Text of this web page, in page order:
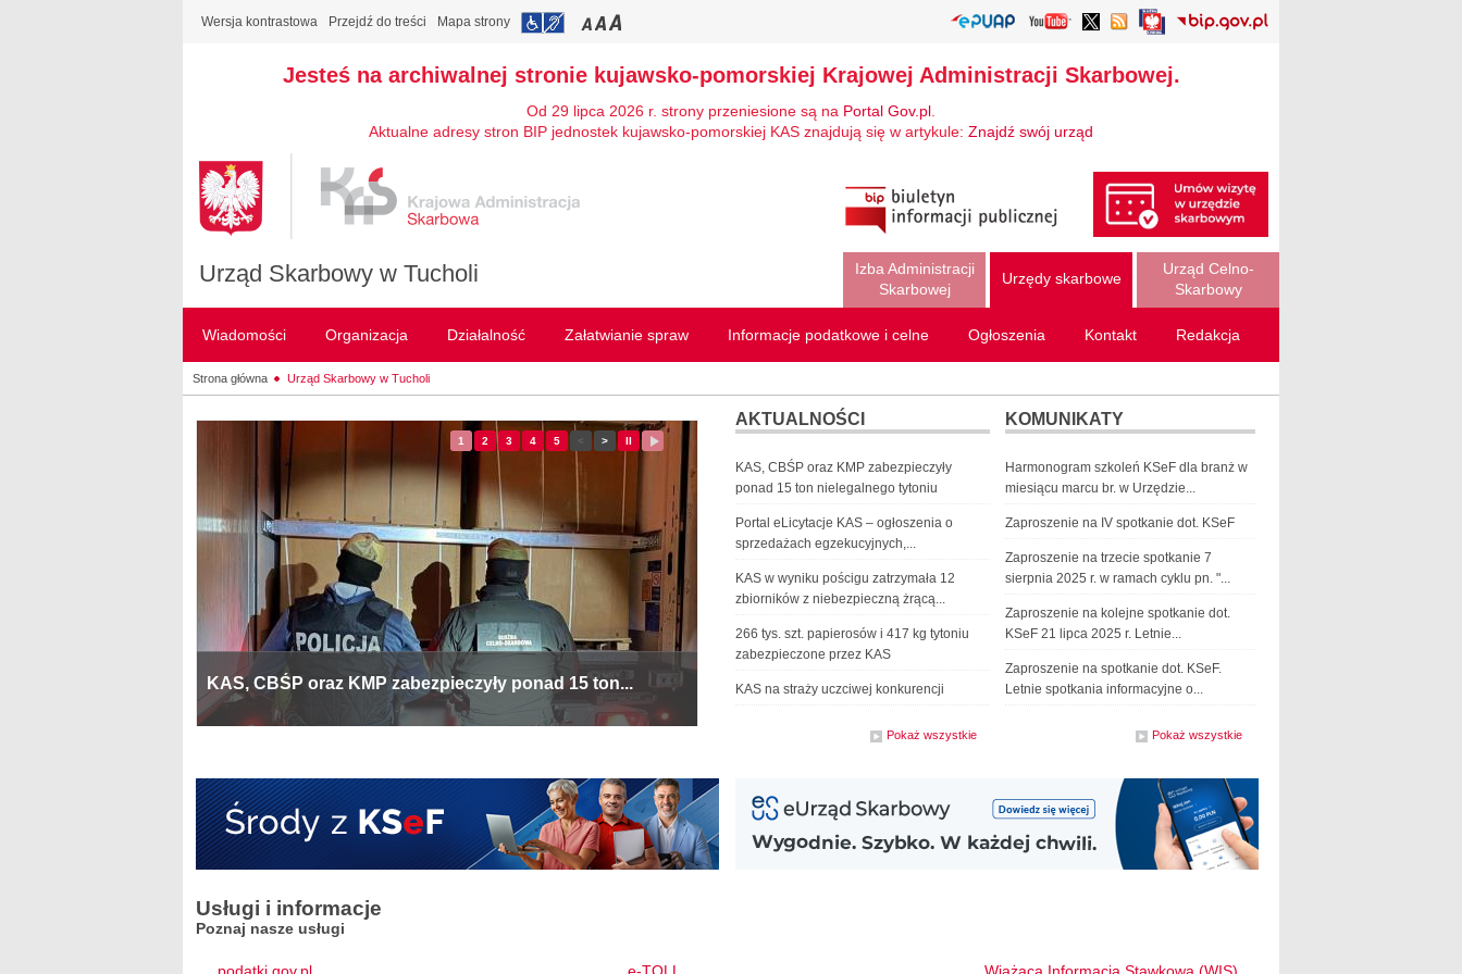
Wersja kontrastowa Przejdź do treści Mapa strony
Jesteś na archiwalnej stronie kujawsko-pomorskiej Krajowej Administracji Skarbowej.
Od 29 lipca 2026 r. strony przeniesione są na Portal Gov.pl
Aktualne adresy stron BIP jednostek kujawsko-pomorskiej KAS znajdują się w artykule: Znajdź swój urząd
Urząd Skarbowy w Tucholi
Izba Administracji
Skarbowej
Urzędy skarbowe
Urząd Celno-
Skarbowy
Wiadomości Organizacja Działalność Załatwianie spraw Informacje podatkowe i celne Ogłoszenia Kontakt Redakcja
Strona główna Urząd Skarbowy w Tucholi
1 - slajd
2 - slajd
3 - slajd
4 - slajd
5 - slajd
< Poprzedni slajd
> Następny slajd
II
ZatrzymajWznów
KAS, CBŚP oraz KMP zabezpieczyły ponad 15 ton...
AKTUALNOŚCI
KAS, CBŚP oraz KMP zabezpieczyły
ponad 15 ton nielegalnego tytoniu
Portal eLicytacje KAS – ogłoszenia o
sprzedażach egzekucyjnych,...
KAS w wyniku pościgu zatrzymała 12
zbiorników z niebezpieczną żrącą...
266 tys. szt. papierosów i 417 kg tytoniu
zabezpieczone przez KAS
KAS na straży uczciwej konkurencji
Pokaż wszystkie
KOMUNIKATY
Harmonogram szkoleń KSeF dla branż w
miesiącu marcu br. w Urzędzie...
Zaproszenie na IV spotkanie dot. KSeF
Zaproszenie na trzecie spotkanie 7
sierpnia 2025 r. w ramach cyklu pn. "...
Zaproszenie na kolejne spotkanie dot.
KSeF 21 lipca 2025 r. Letnie...
Zaproszenie na spotkanie dot. KSeF.
Letnie spotkania informacyjne o...
Pokaż wszystkie
Usługi i informacje
Poznaj nasze usługi